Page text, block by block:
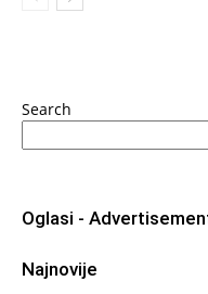
Search
Oglasi -
Najnovije